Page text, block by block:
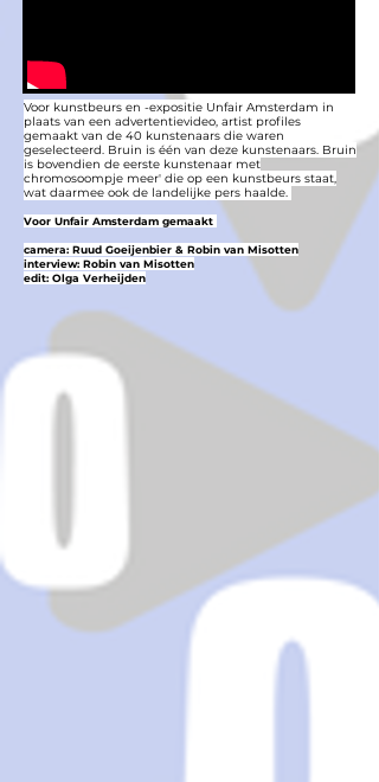
Voor kunstbeurs en -expositie Unfair Amsterdam in
plaats van een advertentievideo, artist profiles
gemaakt van de 40 kunstenaars die waren
geselecteerd. Bruin is één van deze kunstenaars. Bruin
is bovendien de eerste kunstenaar met
chromosoompje meer' die op een kunstbeurs staat,
wat daarmee ook de landelijke pers haalde.
Voor Unfair Amsterdam gemaakt
camera: Ruud Goeijenbier & Robin van Misotten
interview: Robin van Misotten
edit: Olga Verheijden